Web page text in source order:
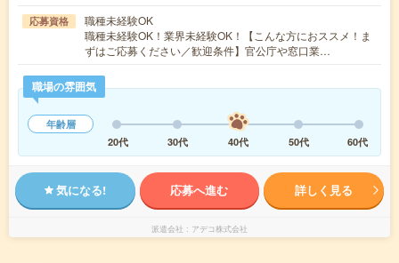
応募資格
職種未経験OK
職種未経験OK！業界未経験OK！【こんな方におススメ！ま
ずはご応募ください／歓迎条件】官公庁や窓口業…
職場の雰囲気
年齢層
20代
30代 40代 50代 60代
気になる! 応募へ進む 詳しく見る
派遣会社 アデコ株式会社